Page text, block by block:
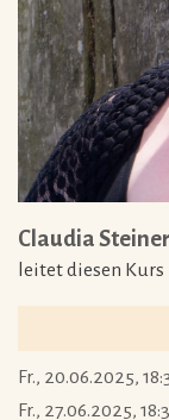
Claudia
leitet diesen Kurs
Fr., 20.06.2025,
Fr., 27.06.2025,